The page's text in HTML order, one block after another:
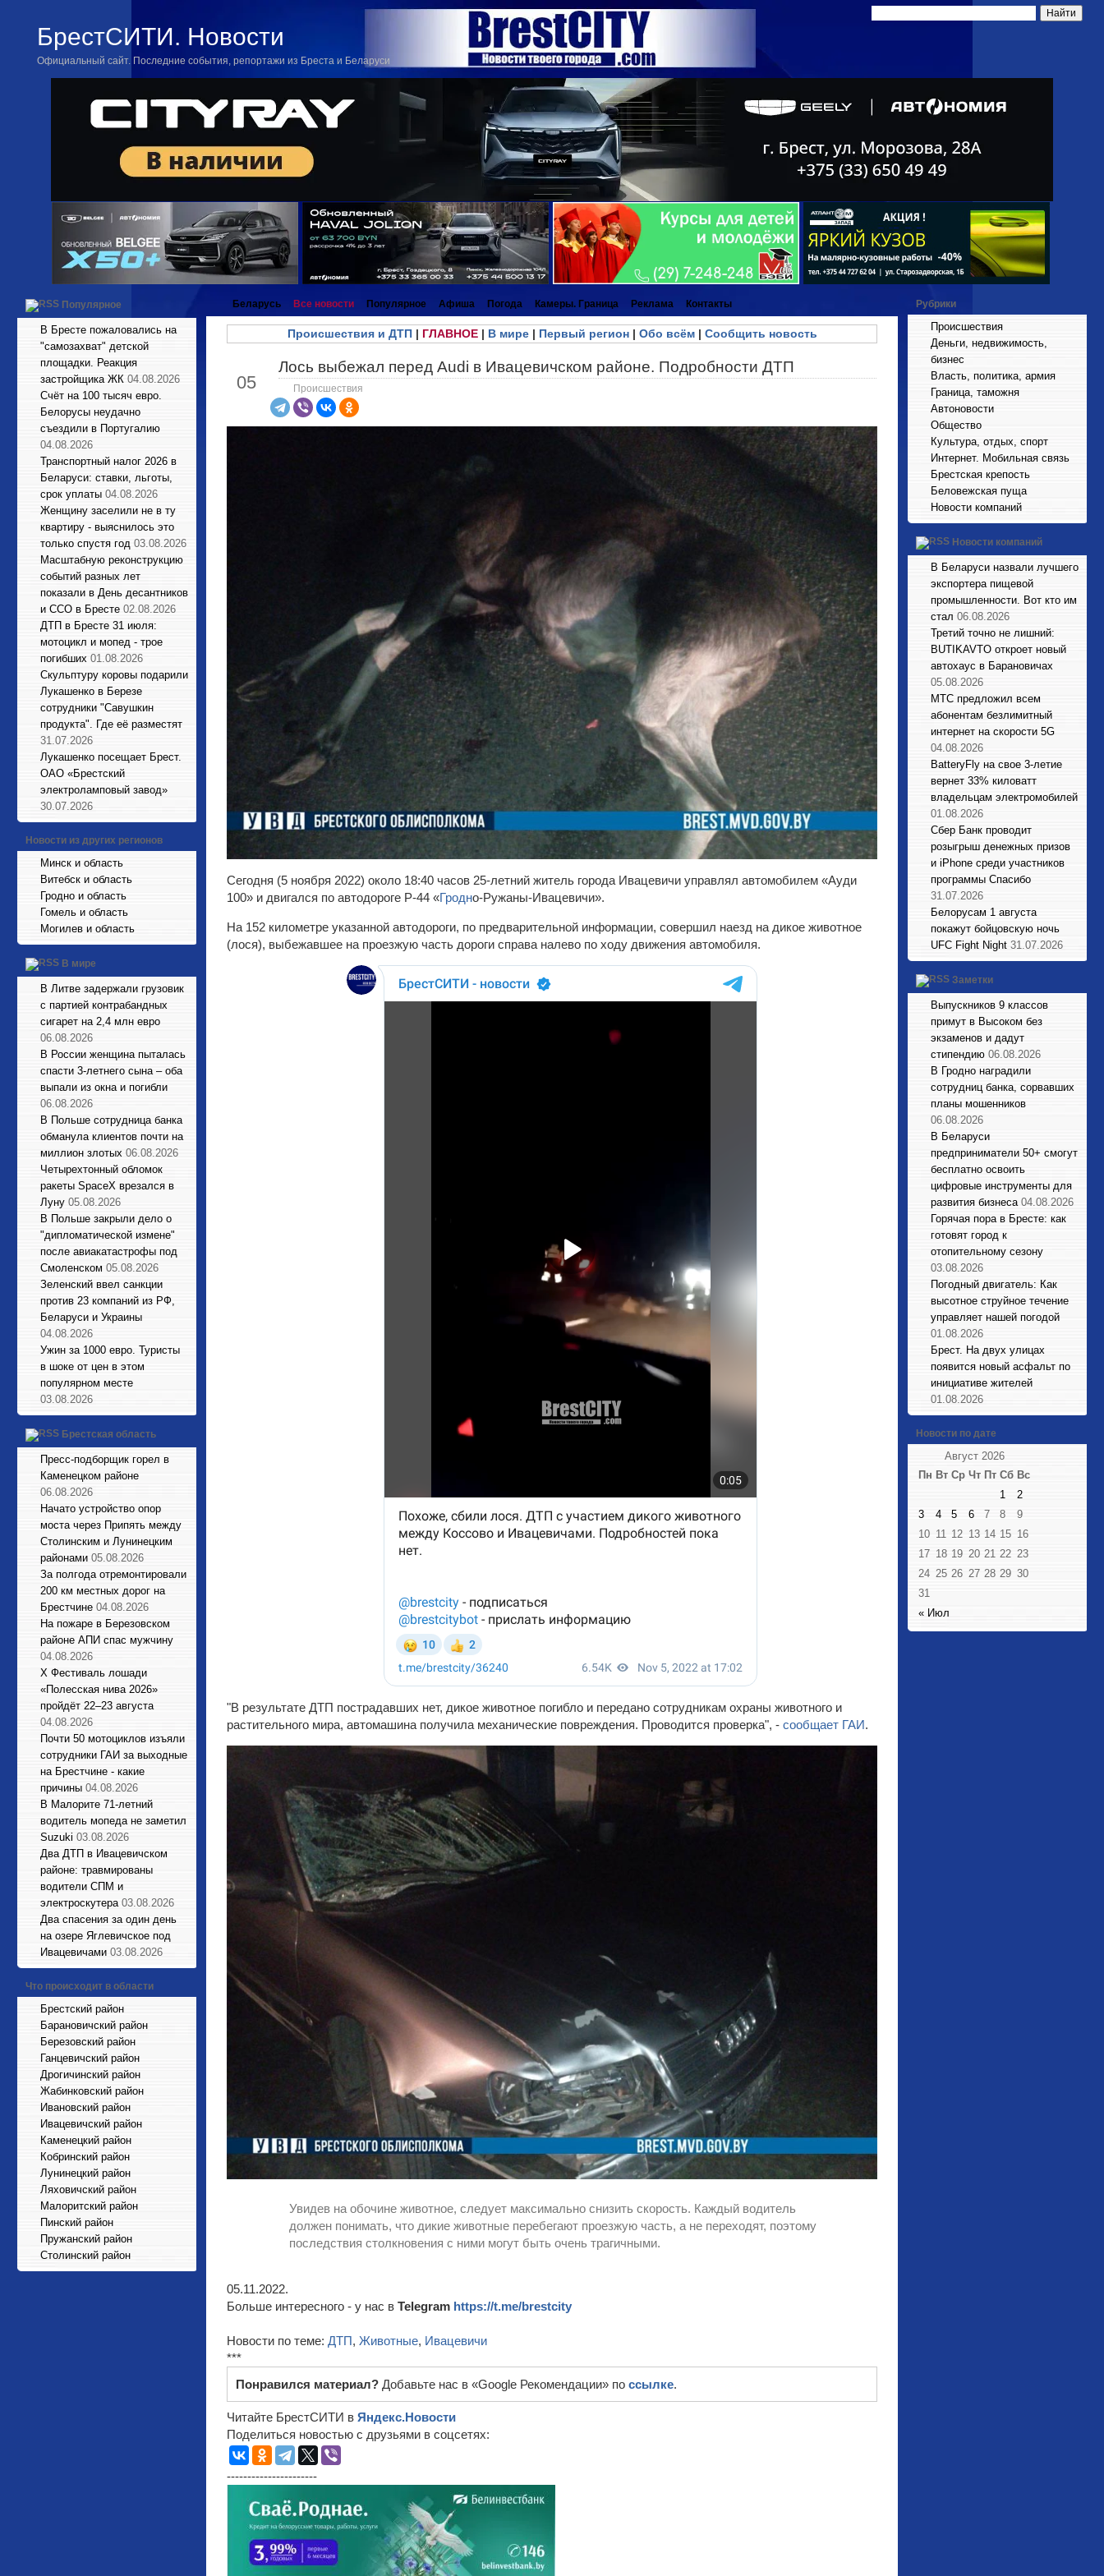
БрестСИТИ. Новости
Официальный сайт. Последние события, репортажи из Бреста и Беларуси
Популярное
В Бресте пожаловались на
"самозахват" детской
площадки. Реакция
застройщика ЖК 04.08.2026
Счёт на 100 тысяч евро.
Белорусы неудачно
съездили в Португалию
04.08.2026
Транспортный налог 2026 в
Беларуси: ставки, льготы,
срок уплаты 04.08.2026
Женщину заселили не в ту
квартиру - выяснилось это
только спустя год 03.08.2026
Масштабную реконструкцию
событий разных лет
показали в День десантников
и ССО в Бресте 02.08.2026
ДТП в Бресте 31 июля:
мотоцикл и мопед - трое
погибших 01.08.2026
Cкульптуру коровы подарили
Лукашенко в Березе
сотрудники "Савушкин
продукта". Где её разместят
31.07.2026
Лукашенко посещает Брест.
ОАО «Брестский
электроламповый завод»
30.07.2026
Новости из других регионов
Минск и область
Витебск и область
Гродно и область
Гомель и область
Могилев и область
В мире
В Литве задержали грузовик
с партией контрабандных
сигарет на 2,4 млн евро
06.08.2026
В России женщина пыталась
спасти 3-летнего сына – оба
выпали из окна и погибли
06.08.2026
В Польше сотрудница банка
обманула клиентов почти на
миллион злотых 06.08.2026
Четырехтонный обломок
ракеты SpaceX врезался в
Луну 05.08.2026
В Польше закрыли дело о
"дипломатической измене"
после авиакатастрофы под
Смоленском 05.08.2026
Зеленский ввел санкции
против 23 компаний из РФ,
Беларуси и Украины
04.08.2026
Ужин за 1000 евро. Туристы
в шоке от цен в этом
популярном месте
03.08.2026
Брестская область
Пресс-подборщик горел в
Каменецком районе
06.08.2026
Начато устройство опор
моста через Припять между
Столинским и Лунинецким
районами 05.08.2026
За полгода отремонтировали
200 км местных дорог на
Брестчине 04.08.2026
На пожаре в Березовском
районе АПИ спас мужчину
04.08.2026
X Фестиваль лошади
«Полесская нива 2026»
пройдёт 22–23 августа
04.08.2026
Почти 50 мотоциклов изъяли
сотрудники ГАИ за выходные
на Брестчине - какие
причины 04.08.2026
В Малорите 71-летний
водитель мопеда не заметил
Suzuki 03.08.2026
Два ДТП в Ивацевичском
районе: травмированы
водители СПМ и
электроскутера 03.08.2026
Два спасения за один день
на озере Яглевичское под
Ивацевичами 03.08.2026
Что происходит в области
Брестский район
Барановичский район
Березовский район
Ганцевичский район
Дрогичинский район
Жабинковский район
Ивановский район
Ивацевичский район
Каменецкий район
Кобринский район
Лунинецкий район
Ляховичский район
Малоритский район
Пинский район
Пружанский район
Столинский район
Беларусь Все новости Популярное Афиша Погода Камеры. Граница Реклама Контакты
Происшествия и ДТП| ГЛАВНОЕ| В мире| Первый регион| Обо всём| Сообщить новость
05
Лось выбежал перед Audi в Ивацевичском районе. Подробности ДТП
Происшествия
Сегодня (5 ноября 2022) около 18:40 часов 25-летний житель города Ивацевичи управлял автомобилем «Ауди
100» и двигался по автодороге Р-44 «Гродно-Ружаны-Ивацевичи».
На 152 километре указанной автодороги, по предварительной информации, совершил наезд на дикое животное
(лося), выбежавшее на проезжую часть дороги справа налево по ходу движения автомобиля.
"В результате ДТП пострадавших нет, дикое животное погибло и передано сотрудникам охраны животного и
растительного мира, автомашина получила механические повреждения. Проводится проверка", - сообщает ГАИ.
Увидев на обочине животное, следует максимально снизить скорость. Каждый водитель
должен понимать, что дикие животные перебегают проезжую часть, а не переходят, поэтому
последствия столкновения с ними могут быть очень трагичными.
05.11.2022.
Больше интересного - у нас в Telegram https://t.me/brestcity
Новости по теме: ДТП, Животные, Ивацевичи
***
Понравился материал? Добавьте нас в «Google Рекомендации» по ссылке.
Читайте БрестСИТИ в Яндекс.Новости
Поделиться новостью с друзьями в соцсетях:
----------------------
Рубрики
Происшествия
Деньги, недвижимость,
бизнес
Власть, политика, армия
Граница, таможня
Автоновости
Общество
Культура, отдых, спорт
Интернет. Мобильная связь
Брестская крепость
Беловежская пуща
Новости компаний
Новости компаний
В Беларуси назвали лучшего
экспортера пищевой
промышленности. Вот кто им
стал 06.08.2026
Третий точно не лишний:
BUTIKAVTO откроет новый
автохаус в Барановичах
05.08.2026
МТС предложил всем
абонентам безлимитный
интернет на скорости 5G
04.08.2026
BatteryFly на свое 3-летие
вернет 33% киловатт
владельцам электромобилей
01.08.2026
Сбер Банк проводит
розыгрыш денежных призов
и iPhone среди участников
программы Спасибо
31.07.2026
Белорусам 1 августа
покажут бойцовскую ночь
UFC Fight Night 31.07.2026
Заметки
Выпускников 9 классов
примут в Высоком без
экзаменов и дадут
стипендию 06.08.2026
В Гродно наградили
сотрудниц банка, сорвавших
планы мошенников
06.08.2026
В Беларуси
предприниматели 50+ смогут
бесплатно освоить
цифровые инструменты для
развития бизнеса 04.08.2026
Горячая пора в Бресте: как
готовят город к
отопительному сезону
03.08.2026
Погодный двигатель: Как
высотное струйное течение
управляет нашей погодой
01.08.2026
Брест. На двух улицах
появится новый асфальт по
инициативе жителей
01.08.2026
Новости по дате
Август 2026
Пн Вт Ср Чт Пт Сб Вс
« Июл
1
2
3
4 5 6 7 8
9
10 11 12 13 14 15 16
17 18 19 20 21 22 23
24 25 26 27 28 29 30
31